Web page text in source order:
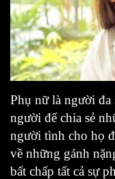
Phụ nữ là người đa
người để chia sẻ
người tình cho họ
về những gánh
bất chấp tất cả sự